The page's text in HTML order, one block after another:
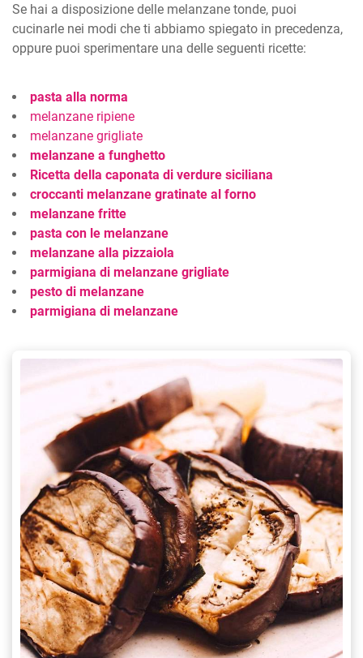
Se hai a disposizione delle melanzane tonde, puoi
cucinarle nei modi che ti abbiamo spiegato in precedenza,
oppure puoi sperimentare una delle seguenti ricette:
pasta alla norma
melanzane ripiene
melanzane grigliate
melanzane a funghetto
Ricetta della caponata di verdure siciliana
croccanti melanzane gratinate al forno
melanzane fritte
pasta con le melanzane
melanzane alla pizzaiola
parmigiana di melanzane grigliate
pesto di melanzane
parmigiana di melanzane